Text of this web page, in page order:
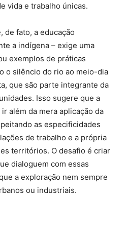
vida e trabalho únicas.
de fato, a educação
a indígena – exige uma
exemplos de práticas
o silêncio do rio ao meio-dia
que são parte integrante da
Isso sugere que a
além da mera aplicação da
as especificidades
de trabalho e a própria
territórios. O desafio é criar
dialoguem com essas
a exploração nem sempre
ou industriais.